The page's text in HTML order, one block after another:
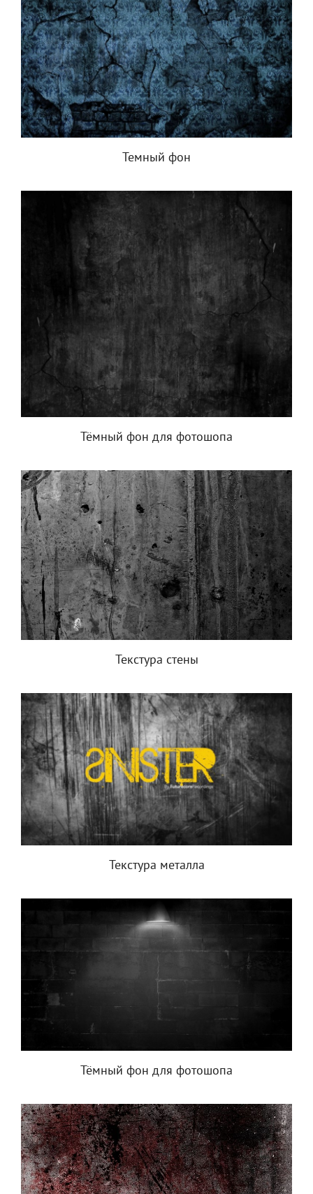
Темный фон
Тёмный фон для фотошопа
Текстура стены
Текстура металла
Тёмный фон для фотошопа